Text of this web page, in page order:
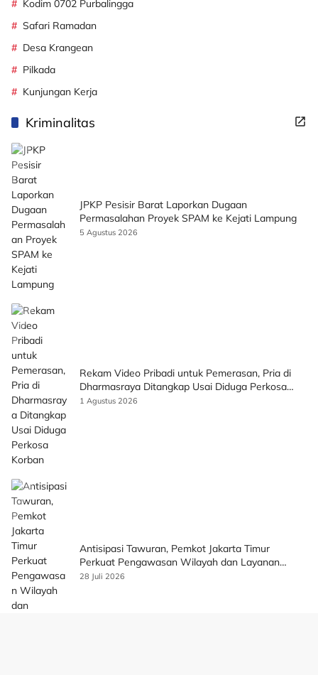
Kodim 0702 Purbalingga
Safari Ramadan
Desa Krangean
Pilkada
Kunjungan Kerja
Kriminalitas
JPKP Pesisir Barat Laporkan Dugaan
Permasalahan Proyek SPAM ke Kejati Lampung
5 Agustus 2026
Rekam Video Pribadi untuk Pemerasan, Pria di
Dharmasraya Ditangkap Usai Diduga Perkosa
Korban
1 Agustus 2026
Antisipasi Tawuran, Pemkot Jakarta Timur
Perkuat Pengawasan Wilayah dan Layanan
Publik
28 Juli 2026